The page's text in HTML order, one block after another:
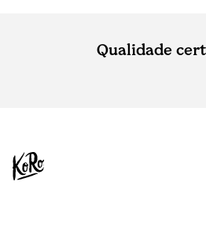
Qualidade